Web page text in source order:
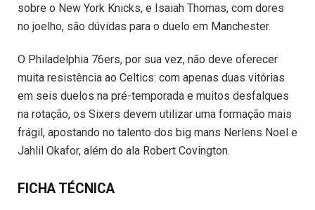
sobre o New York Knicks, e Isaiah Thomas, com dores
no joelho, são dúvidas para o duelo em Manchester.
O Philadelphia 76ers, por sua vez, não deve oferecer
muita resistência ao Celtics: com apenas duas vitórias
em seis duelos na pré-temporada e muitos desfalques
na rotação, os Sixers devem utilizar uma formação mais
frágil, apostando no talento dos big mans Nerlens Noel e
Jahlil Okafor, além do ala Robert Covington.
FICHA TÉCNICA